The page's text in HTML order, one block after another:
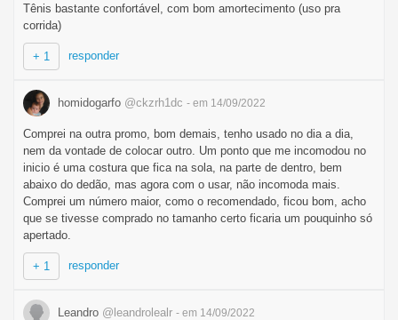
Tênis bastante confortável, com bom amortecimento (uso pra
corrida)
+ 1 responder
homidogarfo @ckzrh1dc - em 14/09/2022
Comprei na outra promo, bom demais, tenho usado no dia a dia,
nem da vontade de colocar outro. Um ponto que me incomodou no
inicio é uma costura que fica na sola, na parte de dentro, bem
abaixo do dedão, mas agora com o usar, não incomoda mais.
Comprei um número maior, como o recomendado, ficou bom, acho
que se tivesse comprado no tamanho certo ficaria um pouquinho só
apertado.
+ 1 responder
Leandro @leandrolealr - em 14/09/2022